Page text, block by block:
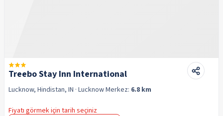
Treebo Stay Inn International
Lucknow, Hindistan, IN · LucknowMerkez: 6.8 km
Fiyatı görmek için tarih seçiniz